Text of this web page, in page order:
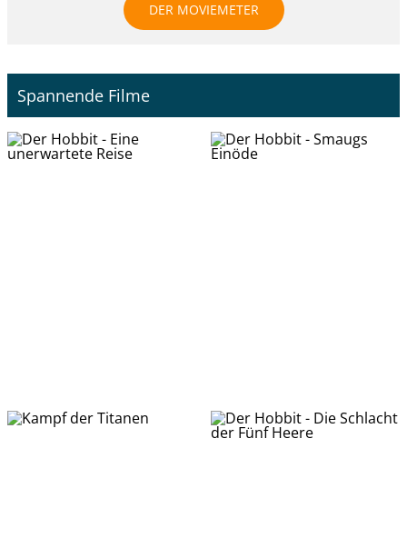
DER MOVIEMETER
Spannende Filme